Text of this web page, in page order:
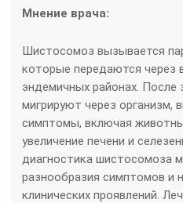
Мнение врача:
Шистосомоз вызывается
которые передаются через
эндемичных районах. После
мигрируют через организм,
симптомы, включая
увеличение печени и
диагностика шистосомоза
разнообразия симптомов и
клинических проявлений.